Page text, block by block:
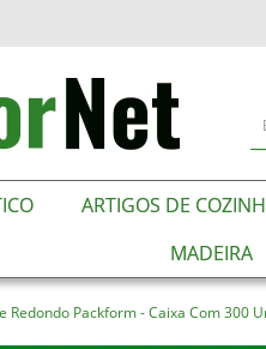
ARTIGOS DE
MADEIRA
Packform - Caixa Com 300